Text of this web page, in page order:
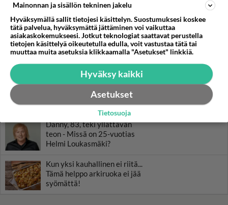
elävä Satu sai jättimäisen
rahasalkun Henry-
miljonääriltä
Tiesitkö? Martina Aitolehden
isäpuoli on tämä suosittu
laulaja
Luetuimmat: Aarne Pelkonen
ja Noora Louhimo vihdoinkin
yhdessä - Tätä moni jo odotti
Danny, 83, teki yllättävän
teon - Missä on 25-vuotias
Helmi Loukasmäki?
Kun yksi kauhallinen ei riitä...
Tämä helppo arkiruoka ei jää
syömättä!
Mainonnan ja sisällön tekninen jakelu
Hyväksymällä sallit tietojesi käsittelyn. Suostumuksesi koskee
tätä palvelua, hyväksymättä jättäminen voi vaikuttaa
asiakaskokemukseesi. Jotkut teknologiat saattavat perustella
tietojen käsittelyä oikeutetulla edulla, voit vastustaa tätä tai
muuttaa muita asetuksia klikkaamalla "Asetukset" linkkiä.
Hyväksy kaikki
Asetukset
Tietosuoja